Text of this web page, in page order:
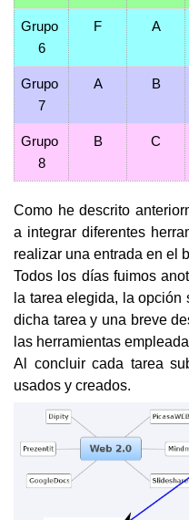
Grupo
6
F A
Grupo
7
A B
Grupo
8
B C
Como he descrito
a integrar diferentes
realizar una entrada en el
Todos los días fuimos
la tarea elegida, la
dicha tarea y una breve
las herramientas
Al concluir cada tarea
usados y creados.